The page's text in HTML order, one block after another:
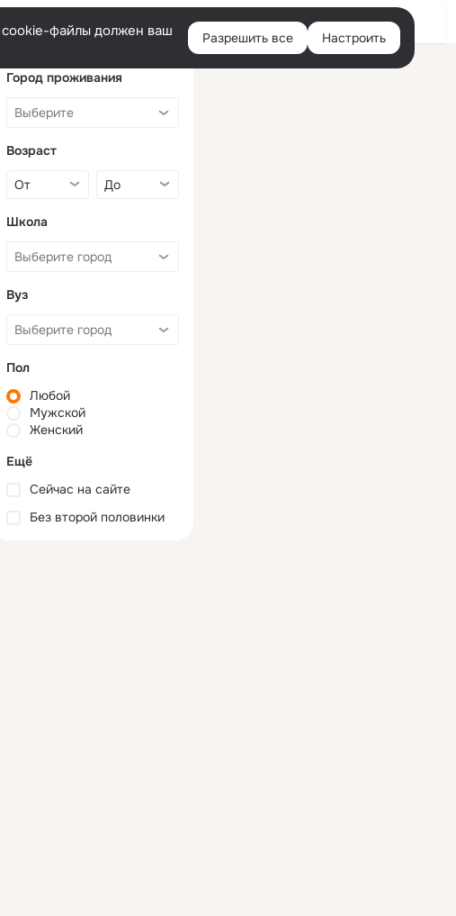
Войти
cookie-файлы должен ваш
Разрешить все Настроить
Город проживания
Возраст
Школа
Вуз
Пол
Любой
Мужской
Женский
Ещё
Сейчас на сайте
Без второй половинки